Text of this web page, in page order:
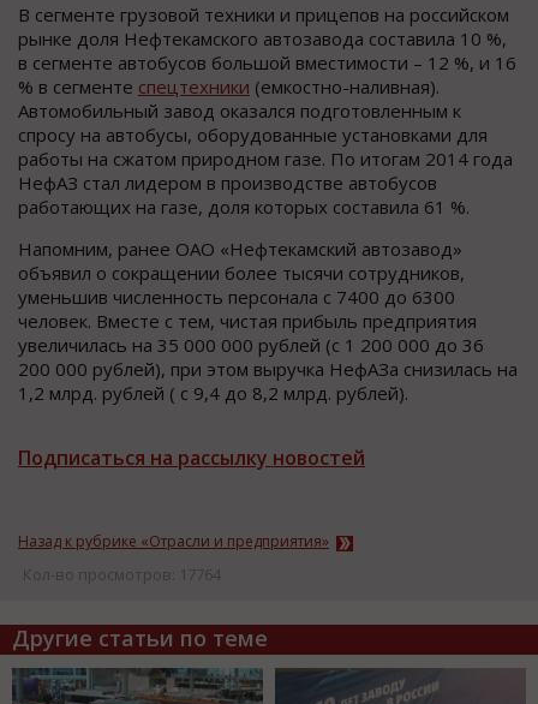
В сегменте грузовой техники и прицепов на российском
рынке доля Нефтекамского автозавода составила 10 %,
в сегменте автобусов большой вместимости – 12 %, и 16
% в сегменте спецтехники (емкостно-наливная).
Автомобильный завод оказался подготовленным к
спросу на автобусы, оборудованные установками для
работы на сжатом природном газе. По итогам 2014 года
НефАЗ стал лидером в производстве автобусов
работающих на газе, доля которых составила 61 %.
Напомним, ранее ОАО «Нефтекамский автозавод»
объявил о сокращении более тысячи сотрудников,
уменьшив численность персонала с 7400 до 6300
человек. Вместе с тем, чистая прибыль предприятия
увеличилась на 35 000 000 рублей (с 1 200 000 до 36
200 000 рублей), при этом выручка НефАЗа снизилась на
1,2 млрд. рублей ( с 9,4 до 8,2 млрд. рублей).
Подписаться на рассылку новостей
Назад к рубрике «Отрасли и предприятия»
Кол-во просмотров: 17764
Другие статьи по теме